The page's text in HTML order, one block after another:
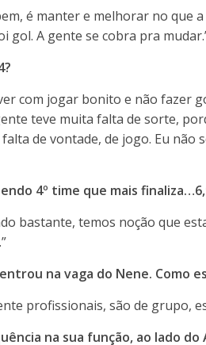
é manter e melhorar no que
gol. A gente se cobra pra
com jogar bonito e não fazer
teve muita falta de sorte,
de vontade, de jogo. Eu não
4º time que mais
bastante, temos noção que
na vaga do Nene. Como
profissionais, são de grupo,
na sua função, ao lado do